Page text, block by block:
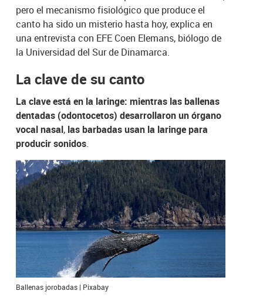
pero el mecanismo fisiológico que produce el
canto ha sido un misterio hasta hoy, explica en
una entrevista con EFE Coen Elemans, biólogo de
la Universidad del Sur de Dinamarca.
La clave de su canto
La clave está en la laringe: mientras las ballenas
dentadas (odontocetos) desarrollaron un órgano
vocal nasal, las barbadas usan la laringe para
producir sonidos.
Ballenas jorobadas | Pixabay